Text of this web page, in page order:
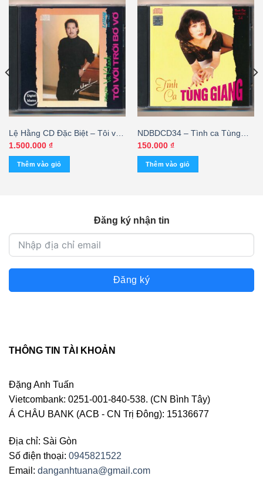
Lệ Hằng CD Đặc Biệt – Tôi với
trời bơ vơ – Vũ Khanh (Made
By Distronic, bìa đen) KGTH9
1.500.000 ₫
Thêm vào giỏ
NDBDCD34 – Tình ca Tùng
Giang
150.000 ₫
Thêm vào giỏ
Đăng ký nhận tin
Đăng ký
THÔNG TIN TÀI KHOẢN
Đặng Anh Tuấn
Vietcombank: 0251-001-840-538. (CN Bình Tây)
Á CHÂU BANK (ACB - CN Trị Đông): 15136677
Địa chỉ: Sài Gòn
Số điện thoại: 0945821522
Email: danganhtuana@gmail.com